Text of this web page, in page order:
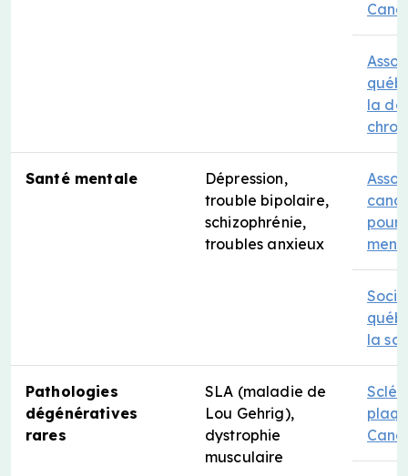
la
Santé mentale
Dépression,
trouble bipolaire,
schizophrénie,
troubles anxieux
pour
la
Pathologies
dégénératives
rares
SLA (maladie de
Lou Gehrig),
dystrophie
musculaire